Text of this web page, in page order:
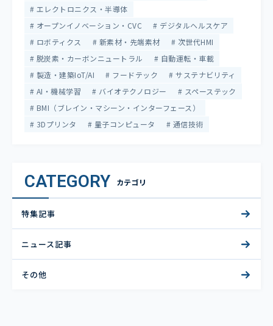
エレクトロニクス・半導体
オープンイノベーション・CVC
デジタルヘルスケア
ロボティクス
新素材・先端素材
次世代HMI
脱炭素・カーボンニュートラル
自動運転・車載
製造・建築IoT/AI
フードテック
サステナビリティ
AI・機械学習
バイオテクノロジー
スペーステック
BMI（ブレイン・マシーン・インターフェース）
3Dプリンタ
量子コンピュータ 通信技術
CATEGORY カテゴリ
特集記事
ニュース記事
その他